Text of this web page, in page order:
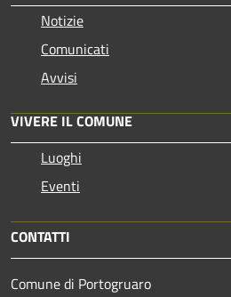
Notizie
Comunicati
Avvisi
VIVERE IL COMUNE
Luoghi
Eventi
CONTATTI
Comune di Portogruaro